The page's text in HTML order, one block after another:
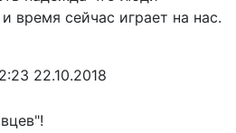
время сейчас играет на нас.
22.10.2018